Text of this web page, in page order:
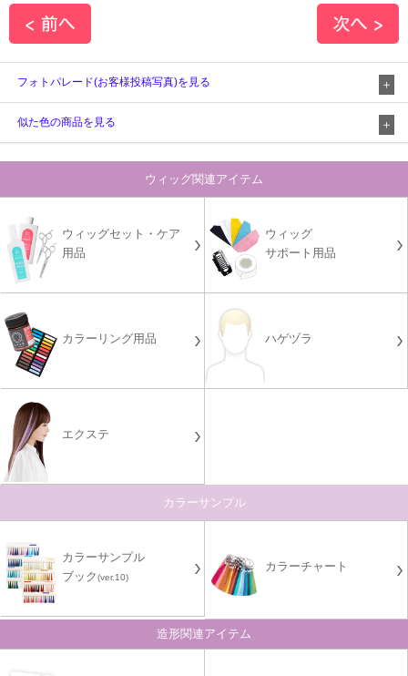
フォトパレード(お客様投稿写真)を見る
似た色の商品を見る
ウィッグ関連アイテム
ウィッグセット・ケア
用品
ウィッグ
サポート用品
カラーリング用品 ハゲヅラ
エクステ
カラーサンプル
カラーサンプル
ブック(ver.10)
カラーチャート
造形関連アイテム